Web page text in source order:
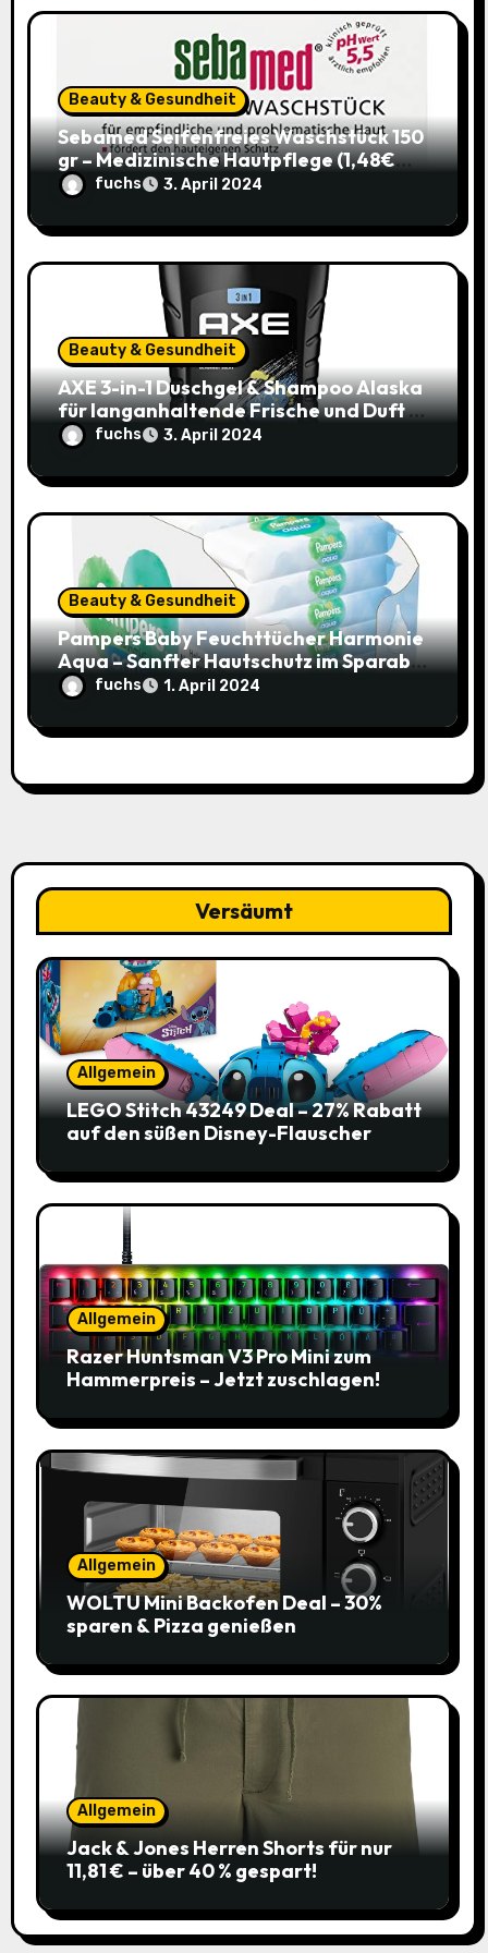
i
n
Beauty & Gesundheit
Sebamed Seifenfreies Waschstück 150
gr – Medizinische Hautpflege (1,48€
statt 1,99€)
fuchs 3. April 2024
Beauty & Gesundheit
AXE 3-in-1 Duschgel & Shampoo Alaska
für langanhaltende Frische und Duft –
Sparangebot nur 1,79€ statt 2,65€
fuchs 3. April 2024
Beauty & Gesundheit
Pampers Baby Feuchttücher Harmonie
Aqua – Sanfter Hautschutz im Sparabo
für nur 25,44€ (15% Rabatt)
fuchs 1. April 2024
Versäumt
Allgemein
LEGO Stitch 43249 Deal – 27% Rabatt
auf den süßen Disney-Flauscher
Allgemein
Razer Huntsman V3 Pro Mini zum
Hammerpreis – Jetzt zuschlagen!
Allgemein
WOLTU Mini Backofen Deal – 30%
sparen & Pizza genießen
Allgemein
Jack & Jones Herren Shorts für nur
11,81 € – über 40 % gespart!